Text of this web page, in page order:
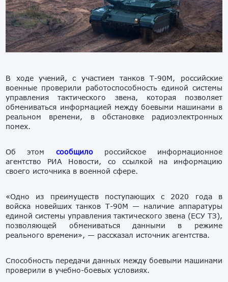
В ходе учений, с участием танков Т-90М, российские
военные проверили работоспособность единой системы
управления тактического звена, которая позволяет
обмениваться информацией между боевыми машинами в
реальном времени, в обстановке радиоэлектронных
помех.
Об этом сообщилороссийское информационное
агентство РИА Новости, со ссылкой на информацию
своего источника в военной сфере.
«Одно из преимуществ поступающих с 2020 года в
войска новейших танков Т-90М — наличие аппаратуры
единой системы управления тактического звена (ЕСУ ТЗ),
позволяющей обмениваться данными в режиме
реального времени», — рассказал источник агентства.
Способность передачи данных между боевыми машинами
проверили в учебно-боевых условиях.